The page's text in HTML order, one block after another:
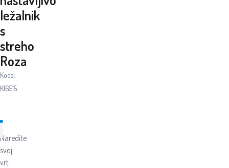
ležalnik
s
streho
Roza
Koda:
K16515
Naredite
svoj
vrt